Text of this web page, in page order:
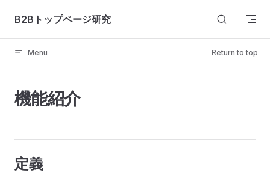
Skip to content
B2Bトップページ研究
Menu Return to top
機能紹介
定義